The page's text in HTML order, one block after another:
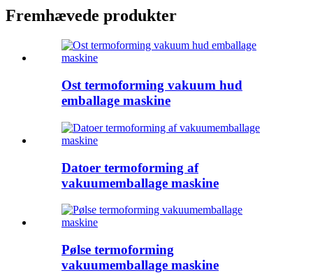
Fremhævede produkter
Ost termoforming vakuum hud
emballage maskine
Datoer termoforming af
vakuumemballage maskine
Pølse termoforming
vakuumemballage maskine